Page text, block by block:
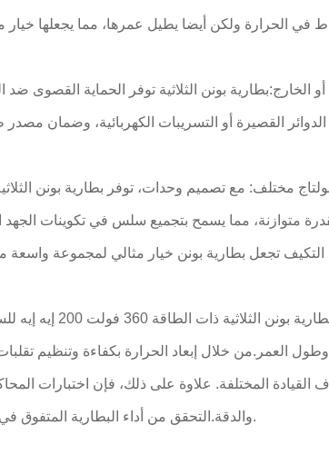
الخارج:بطارية بونن الثلاثية توفر الحماية القصوى ضد
مختلف: مع تصميم وحدات، توفر بطارية بونن
متوازنة، مما يسمح بتجميع سلس في تكوينات الجهد
تتضمن بطارية بونن
العمر.من خلال إبعاد الحرارة بكفاءة وتنظيم
المختلفة. علاوة على ذلك، فإن اختبارات
والدقة.التحقق من أداء البطارية المتفوق في سيناريوهات العالم الحقيقي.